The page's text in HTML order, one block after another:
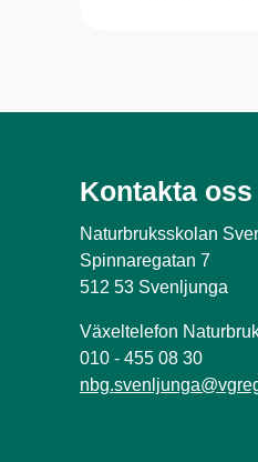
Kontakta oss
Naturbruksskolan
Spinnaregatan 7
512 53 Svenljunga
Växeltelefon
010 - 455 08 30